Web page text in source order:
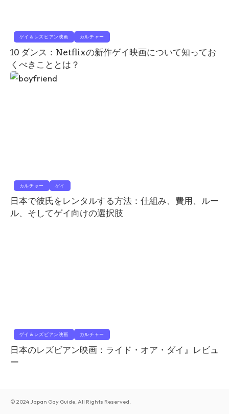
ゲイ＆レズビアン映画 カルチャー
10 ダンス：Netflixの新作ゲイ映画について知ってお
くべきこととは？
カルチャー ゲイ
日本で彼氏をレンタルする方法：仕組み、費用、ルー
ル、そしてゲイ向けの選択肢
ゲイ＆レズビアン映画 カルチャー
日本のレズビアン映画：ライド・オア・ダイ』レビュ
ー
© 2024 Japan Gay Guide, All Rights Reserved.